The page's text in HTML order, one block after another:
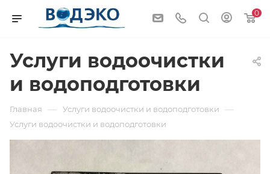
0
Услуги водоочистки
и водоподготовки
Главная — Услуги водоочистки и водоподготовки —
Услуги водоочистки и водоподготовки